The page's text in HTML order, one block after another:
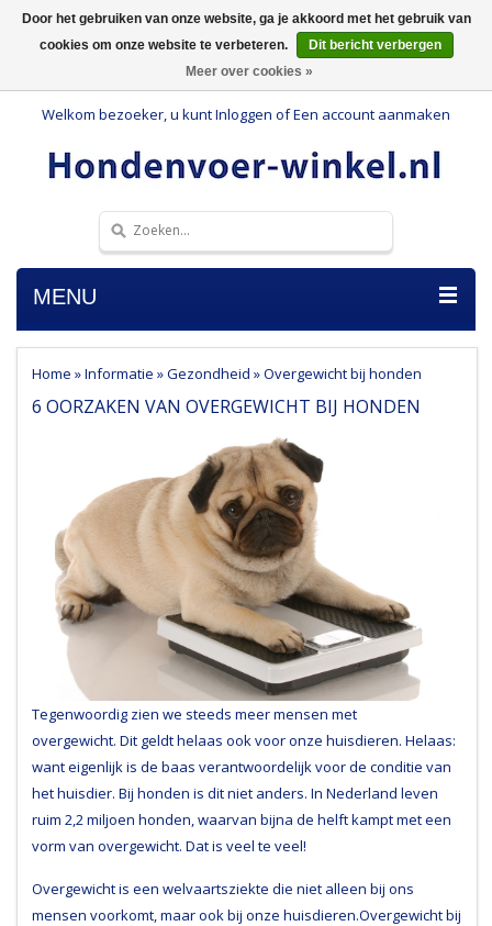
Welkom bezoeker, u kuntInloggen ofEen account aanmaken
MENU
Home »Informatie »Gezondheid »Overgewicht bij honden
6 OORZAKEN VAN OVERGEWICHT BIJ HONDEN
Tegenwoordig zien we steeds meer mensen met
overgewicht. Dit geldt helaas ook voor onze huisdieren. Helaas:
want eigenlijk is de baas verantwoordelijk voor de conditie van
het huisdier. Bij honden is dit niet anders. In Nederland leven
ruim 2,2 miljoen honden, waarvan bijna de helft kampt met een
vorm van overgewicht. Dat is veel te veel!
Overgewicht is een welvaartsziekte die niet alleen bij ons
mensen voorkomt, maar ook bij onze huisdieren.Overgewicht bij
Door het gebruiken van onze website, ga je akkoord met het gebruik van
cookies om onze website te verbeteren.
Dit bericht verbergen
Meer over cookies »